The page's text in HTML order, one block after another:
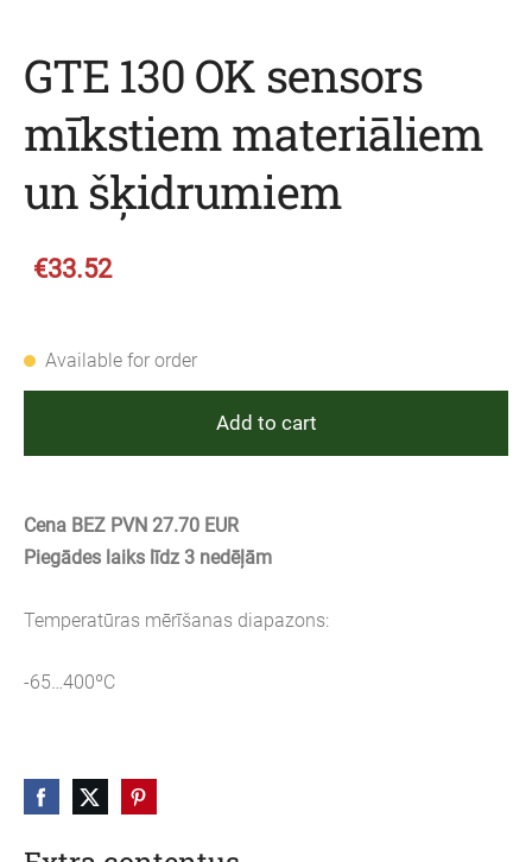
GTE 130 OK sensors
mīkstiem materiāliem
un šķidrumiem
€33.52
Available for order
Add to cart
Cena BEZ PVN 27.70 EUR
Piegādes laiks līdz 3 nedēļām
Temperatūras mērīšanas diapazons:
-65…400ºC